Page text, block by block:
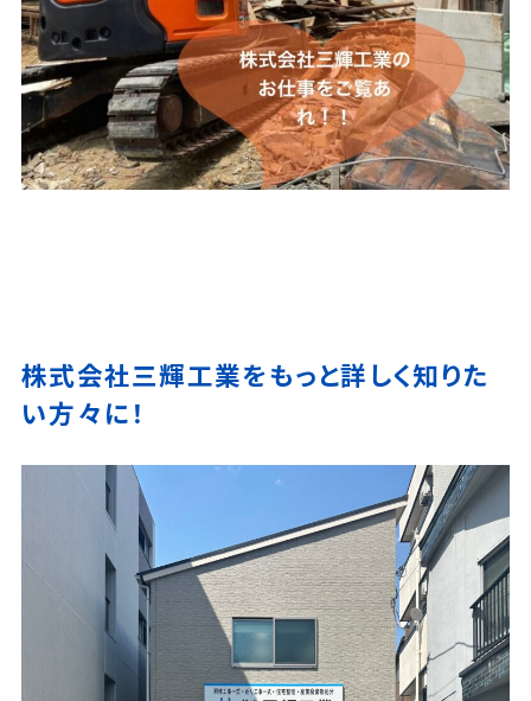
株式会社三輝工業をもっと詳しく知りた
い方々に！